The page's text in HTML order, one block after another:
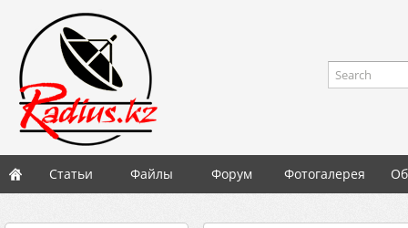
Search
Статьи Файлы Форум Фотогалерея